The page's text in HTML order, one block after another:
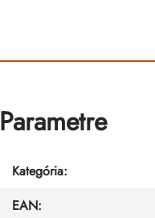
Parametre
Kategória:
EAN: